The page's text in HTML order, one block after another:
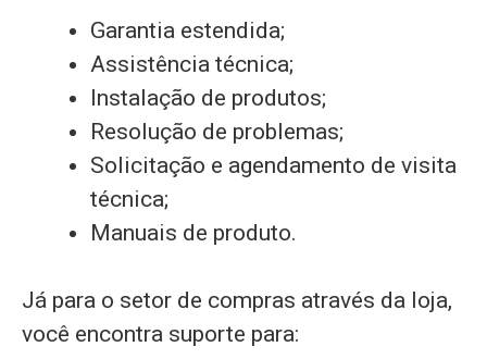
Garantia estendida;
Assistência técnica;
Instalação de produtos;
Resolução de problemas;
Solicitação e agendamento de visita
técnica;
Manuais de produto.
Já para o setor de compras através da loja,
você encontra suporte para: